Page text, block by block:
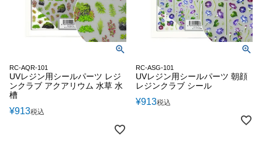
RC-AQR-101
UVレジン用シールパーツ レジ
ンクラブ アクアリウム 水草 水
槽
¥913税込
RC-ASG-101
UVレジン用シールパーツ 朝顔
レジンクラブ シール
¥913税込